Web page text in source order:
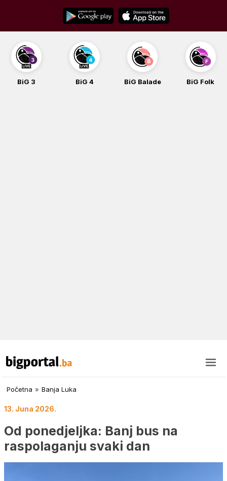
content
BiG 3 BiG 4 BiG Balade BiG Folk
Početna » Banja Luka
13. Juna 2026.
Od ponedjeljka: Banj bus na
raspolaganju svaki dan